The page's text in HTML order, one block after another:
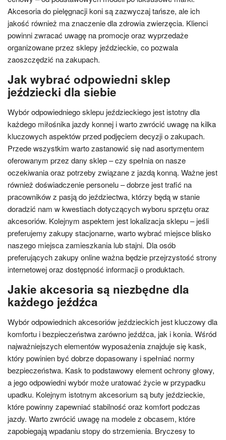
Akcesoria do pielęgnacji koni są zazwyczaj tańsze, ale ich
jakość również ma znaczenie dla zdrowia zwierzęcia. Klienci
powinni zwracać uwagę na promocje oraz wyprzedaże
organizowane przez sklepy jeździeckie, co pozwala
zaoszczędzić na zakupach.
Jak wybrać odpowiedni sklep
jeździecki dla siebie
Wybór odpowiedniego sklepu jeździeckiego jest istotny dla
każdego miłośnika jazdy konnej i warto zwrócić uwagę na kilka
kluczowych aspektów przed podjęciem decyzji o zakupach.
Przede wszystkim warto zastanowić się nad asortymentem
oferowanym przez dany sklep – czy spełnia on nasze
oczekiwania oraz potrzeby związane z jazdą konną. Ważne jest
również doświadczenie personelu – dobrze jest trafić na
pracowników z pasją do jeździectwa, którzy będą w stanie
doradzić nam w kwestiach dotyczących wyboru sprzętu oraz
akcesoriów. Kolejnym aspektem jest lokalizacja sklepu – jeśli
preferujemy zakupy stacjonarne, warto wybrać miejsce blisko
naszego miejsca zamieszkania lub stajni. Dla osób
preferujących zakupy online ważna będzie przejrzystość strony
internetowej oraz dostępność informacji o produktach.
Jakie akcesoria są niezbędne dla
każdego jeźdźca
Wybór odpowiednich akcesoriów jeździeckich jest kluczowy dla
komfortu i bezpieczeństwa zarówno jeźdźca, jak i konia. Wśród
najważniejszych elementów wyposażenia znajduje się kask,
który powinien być dobrze dopasowany i spełniać normy
bezpieczeństwa. Kask to podstawowy element ochrony głowy,
a jego odpowiedni wybór może uratować życie w przypadku
upadku. Kolejnym istotnym akcesorium są buty jeździeckie,
które powinny zapewniać stabilność oraz komfort podczas
jazdy. Warto zwrócić uwagę na modele z obcasem, które
zapobiegają wpadaniu stopy do strzemienia. Bryczesy to